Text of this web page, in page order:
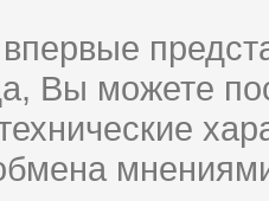
Вы можете